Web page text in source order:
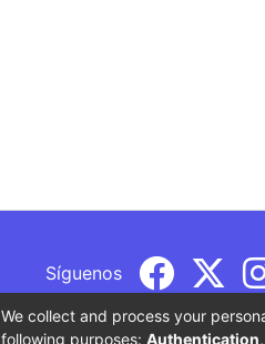
Síguenos
We collect and process your
following purposes: